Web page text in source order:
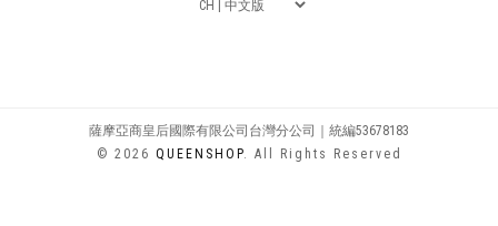
薩摩亞商皇后國際有限公司台灣分公司｜統編53678183
© 2026 QUEENSHOP. All Rights Reserved